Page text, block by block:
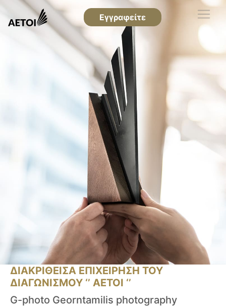
Εγγραφείτε
ΔΙΑΚΡΙΘΕΙΣΑ ΕΠΙΧΕΙΡΗΣΗ ΤΟΥ
ΔΙΑΓΩΝΙΣΜΟΥ ‘’ ΑΕΤΟΙ ‘’
G-photo Georntamilis photography